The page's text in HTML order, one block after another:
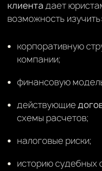
клиента дает
возможность изучить:
корпоративную
компании;
финансовую
действующие
схемы расчетов;
налоговые риски;
историю судебных